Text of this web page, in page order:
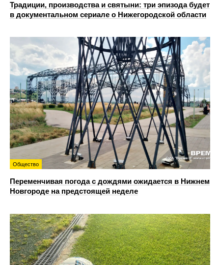
Традиции, производства и святыни: три эпизода будет
в документальном сериале о Нижегородской области
Общество
Переменчивая погода с дождями ожидается в Нижнем
Новгороде на предстоящей неделе